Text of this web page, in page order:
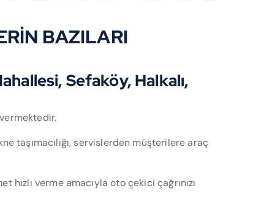
BAZILARI
Sefaköy, Halkalı,
taşımacılığı, servislerden müşterilere araç
verme amacıyla oto çekici çağrınızı